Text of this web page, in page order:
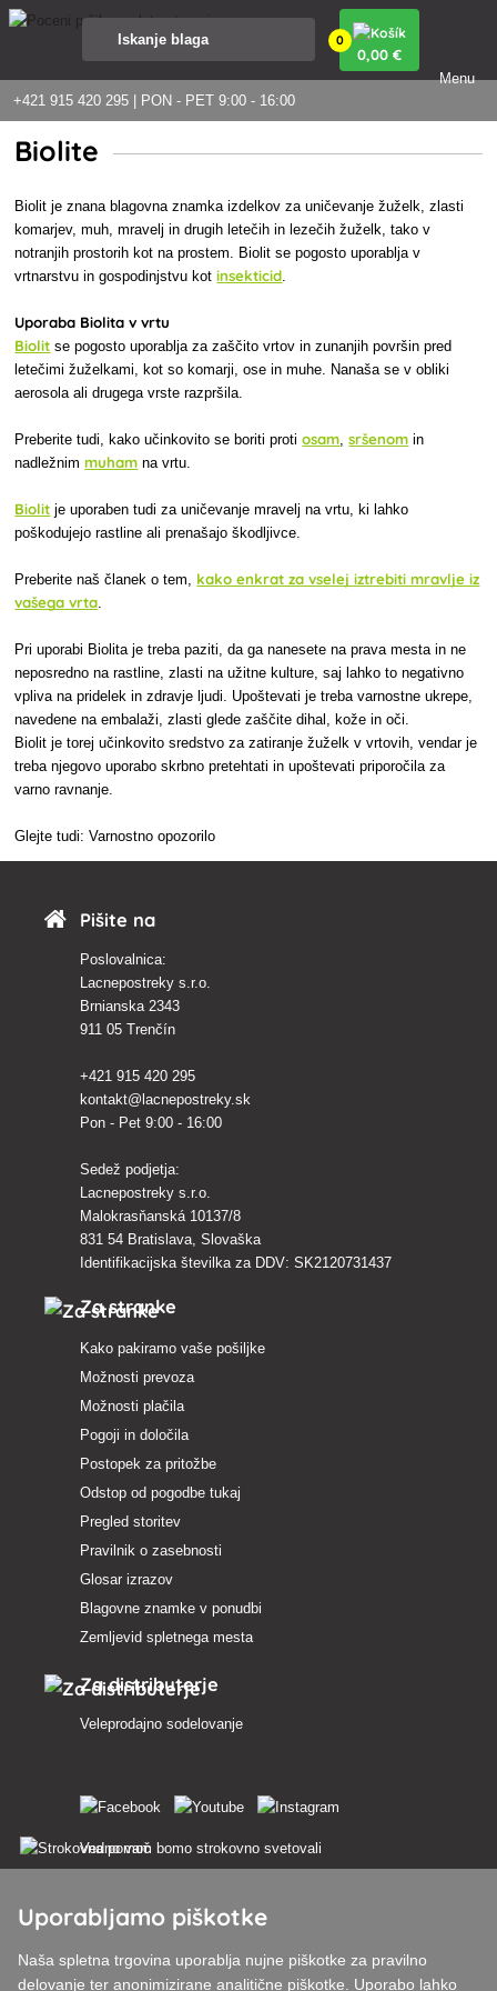
+421 915 420 295 | PON - PET 9:00 - 16:00
0
0,00 €
Menu
Biolite
Biolit je znana blagovna znamka izdelkov za uničevanje žuželk, zlasti
komarjev, muh, mravelj in drugih letečih in lezečih žuželk, tako v
notranjih prostorih kot na prostem. Biolit se pogosto uporablja v
vrtnarstvu in gospodinjstvu kotinsekticid
Uporaba Biolita v vrtu
Biolit se pogosto uporablja za zaščito vrtov in zunanjih površin pred
letečimi žuželkami, kot so komarji, ose in muhe. Nanaša se v obliki
aerosola ali drugega vrste razpršila.
Preberite tudi, kako učinkovito se boriti protiosam ,sršenom in
nadležnimmuham na vrtu.
Biolit je uporaben tudi za uničevanje mravelj na vrtu, ki lahko
poškodujejo rastline ali prenašajo škodljivce.
Preberite naš članek o tem, kako enkrat za vselej iztrebiti mravlje iz
vašega vrta
Pri uporabi Biolita je treba paziti, da ga nanesete na prava mesta in ne
neposredno na rastline, zlasti na užitne kulture, saj lahko to negativno
vpliva na pridelek in zdravje ljudi. Upoštevati je treba varnostne ukrepe,
navedene na embalaži, zlasti glede zaščite dihal, kože in oči.
Biolit je torej učinkovito sredstvo za zatiranje žuželk v vrtovih, vendar je
treba njegovo uporabo skrbno pretehtati in upoštevati priporočila za
varno ravnanje.
Glejte tudi: Varnostno opozorilo
Pišite na
Poslovalnica:
Lacnepostreky s.r.o.
Brnianska 2343
911 05 Trenčín
+421 915 420 295
kontakt@lacnepostreky.sk
Pon - Pet 9:00 - 16:00
Sedež podjetja:
Lacnepostreky s.r.o.
Malokrasňanská 10137/8
831 54 Bratislava, Slovaška
Identifikacijska številka za DDV: SK2120731437
Za stranke
Kako pakiramo vaše pošiljke
Možnosti prevoza
Možnosti plačila
Pogoji in določila
Postopek za pritožbe
Odstop od pogodbe tukaj
Pregled storitev
Pravilnik o zasebnosti
Glosar izrazov
Blagovne znamke v ponudbi
Zemljevid spletnega mesta
Za distributerje
Veleprodajno sodelovanje
Vedno vam bomo strokovno svetovali
Uporabljamo piškotke
Naša spletna trgovina uporablja nujne piškotke za pravilno
delovanje ter anonimizirane analitične piškotke. Uporabo lahko